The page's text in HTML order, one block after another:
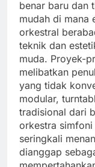
benar baru dan
mudah di mana
orkestral
teknik dan
muda. Proyek-
melibatkan
yang tidak
modular,
tradisional dari
orkestra
seringkali
dianggap